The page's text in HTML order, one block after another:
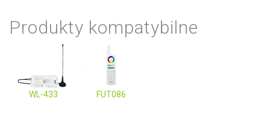
Produkty kompatybilne
WL-433 FUT086